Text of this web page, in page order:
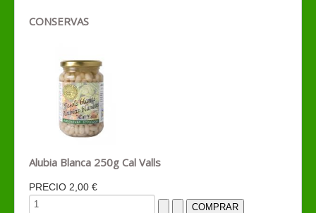
TIENDA ECO
CONSERVAS
Alubia Blanca 250g Cal Valls
PRECIO 2,00 €